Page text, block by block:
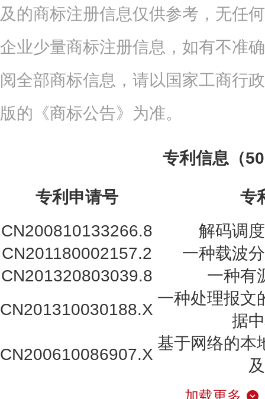
及的商标注册信息仅供参考，无任
企业少量商标注册信息，如有不准
阅全部商标信息，请以国家工商行
版的《商标公告》为准。
专利信息（
专利申请号
专
CN200810133266.8
解码调
CN201180002157.2
一种载波
CN201320803039.8
一种有
CN201310030188.X
一种处理报文
据
CN200610086907.X
基于网络的本
加载更多